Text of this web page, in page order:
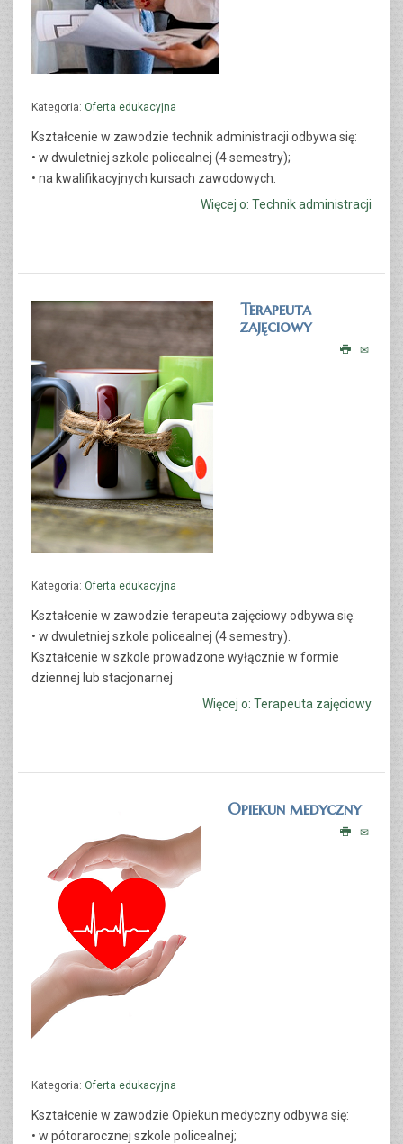
Kursy zawodowe [КУРСІ]
CZYTAJ WIĘCEJ...
CZYTAJ WIĘCEJ...
CZYTAJ WIĘCEJ...
TERAPEUTA ZAJĘCIOWY
CZYTAJ WIĘCEJ...
Kategoria: Oferta edukacyjna
Kształcenie w zawodzie technik administracji odbywa się:
• w dwuletniej szkole policealnej (4 semestry);
• na kwalifikacyjnych kursach zawodowych.
Więcej o: Technik administracji
Terapeuta
zajęciowy
Kategoria: Oferta edukacyjna
Kształcenie w zawodzie terapeuta zajęciowyodbywa się:
• w dwuletniej szkole policealnej (4 semestry).
Kształcenie w szkole prowadzone wyłącznie w formie
dziennej lub stacjonarnej
Więcej o: Terapeuta zajęciowy
Opiekun medyczny
Kategoria: Oferta edukacyjna
Kształcenie w zawodzie Opiekun medycznyodbywa się:
• w pótorarocznej szkole policealnej;